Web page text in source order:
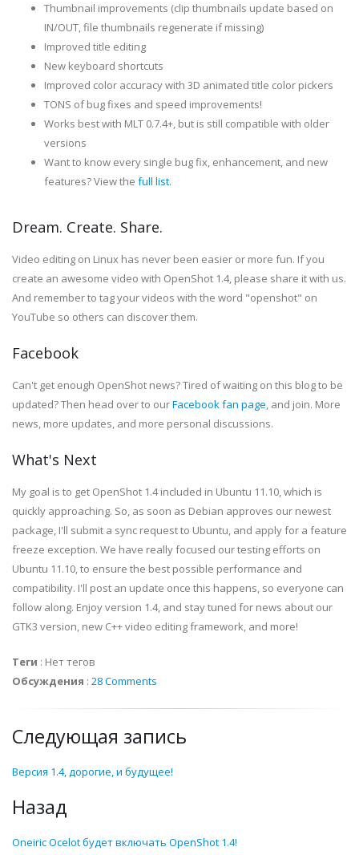
Thumbnail improvements (clip thumbnails update based on
IN/OUT, file thumbnails regenerate if missing)
Improved title editing
New keyboard shortcuts
Improved color accuracy with 3D animated title color pickers
TONS of bug fixes and speed improvements!
Works best with MLT 0.7.4+, but is still compatible with older
versions
Want to know every single bug fix, enhancement, and new
features? View the full list.
Dream. Create. Share.
Video editing on Linux has never been easier or more fun. If you
create an awesome video with OpenShot 1.4, please share it with us.
And remember to tag your videos with the word "openshot" on
YouTube so others can discover them.
Facebook
Can't get enough OpenShot news? Tired of waiting on this blog to be
updated? Then head over to ourFacebook fan page, and join. More
news, more updates, and more personal discussions.
What's Next
My goal is to get OpenShot 1.4 included in Ubuntu 11.10, which is
quickly approaching. So, as soon as Debian approves our newest
package, I'll submit a sync request to Ubuntu, and apply for a feature
freeze exception. We have really focused our testing efforts on
Ubuntu 11.10, to ensure the best possible performance and
compatibility. I'll post an update once this happens, so everyone can
follow along. Enjoy version 1.4, and stay tuned for news about our
GTK3 version, new C++ video editing framework, and more!
Теги : Нет тегов
Обсуждения : 28 Comments
Следующая запись
Версия 1.4, дорогие, и будущее!
Назад
Oneiric Ocelot будет включать OpenShot 1.4!